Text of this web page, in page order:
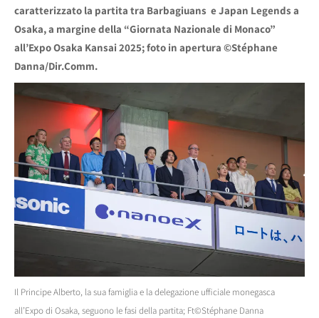
caratterizzato la partita tra Barbagiuans e Japan Legends a
Osaka, a margine della “Giornata Nazionale di Monaco”
all’Expo Osaka Kansai 2025; foto in apertura ©Stéphane
Danna/Dir.Comm.
Il Principe Alberto, la sua famiglia e la delegazione ufficiale monegasca
all’Expo di Osaka, seguono le fasi della partita; Ft©Stéphane Danna